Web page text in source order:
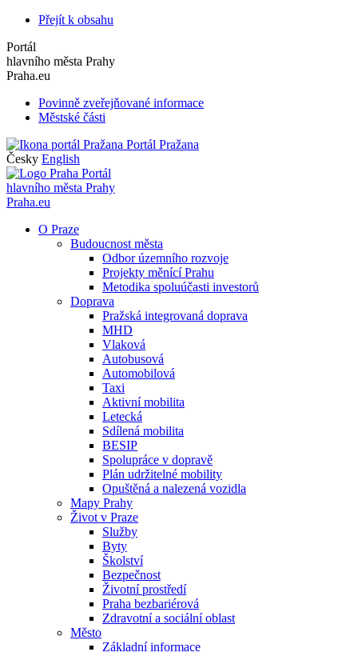
Přejít k obsahu
Portál
hlavního města Prahy
Praha.eu
Povinně zveřejňované informace
Městské části
Portál Pražana
Česky English
Portál
hlavního města Prahy
Praha.eu
O Praze
Budoucnost města
Odbor územního rozvoje
Projekty měnící Prahu
Metodika spoluúčasti investorů
Doprava
Pražská integrovaná doprava
MHD
Vlaková
Autobusová
Automobilová
Taxi
Aktivní mobilita
Letecká
Sdílená mobilita
BESIP
Spolupráce v dopravě
Plán udržitelné mobility
Opuštěná a nalezená vozidla
Mapy Prahy
Život v Praze
Služby
Byty
Školství
Bezpečnost
Životní prostředí
Praha bezbariérová
Zdravotní a sociální oblast
Město
Základní informace